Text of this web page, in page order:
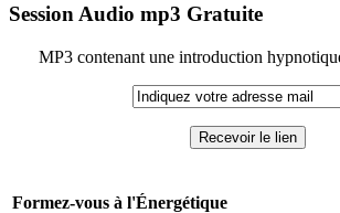
Session Audio mp3 Gratuite
MP3 contenant une introduction
Formez-vous à l'Énergétique